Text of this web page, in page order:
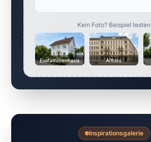
Kein Foto? Beispiel testen
Einfamilienhaus Altbau
Inspirationsgalerie